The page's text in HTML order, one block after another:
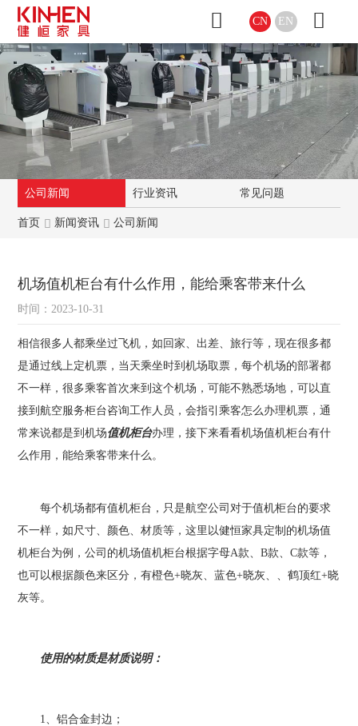
CN EN
公司新闻 行业资讯 常见问题
首页 新闻资讯 公司新闻
机场值机柜台有什么作用，能给乘客带来什么
时间：2023-10-31
相信很多人都乘坐过飞机，如回家、出差、旅行等，现在很多都
是通过线上定机票，当天乘坐时到机场取票，每个机场的部署都
不一样，很多乘客首次来到这个机场，可能不熟悉场地，可以直
接到航空服务柜台咨询工作人员，会指引乘客怎么办理机票，通
常来说都是到机场值机柜台办理，接下来看看机场值机柜台有什
么作用，能给乘客带来什么。
每个机场都有值机柜台，只是航空公司对于值机柜台的要求
不一样，如尺寸、颜色、材质等，这里以健恒家具定制的机场值
机柜台为例，公司的机场值机柜台根据字母A款、B款、C款等，
也可以根据颜色来区分，有橙色+晓灰、蓝色+晓灰、、鹤顶红+晓
灰等。
使用的材质是材质说明：
1、铝合金封边；